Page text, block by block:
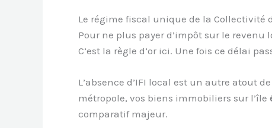
Le régime fiscal unique de la Collectivité
Pour ne plus payer d’impôt sur le revenu
C’est la règle d’or ici. Une fois ce délai
L’absence d’IFI local est un autre atout
métropole, vos biens immobiliers sur l’île
comparatif majeur.